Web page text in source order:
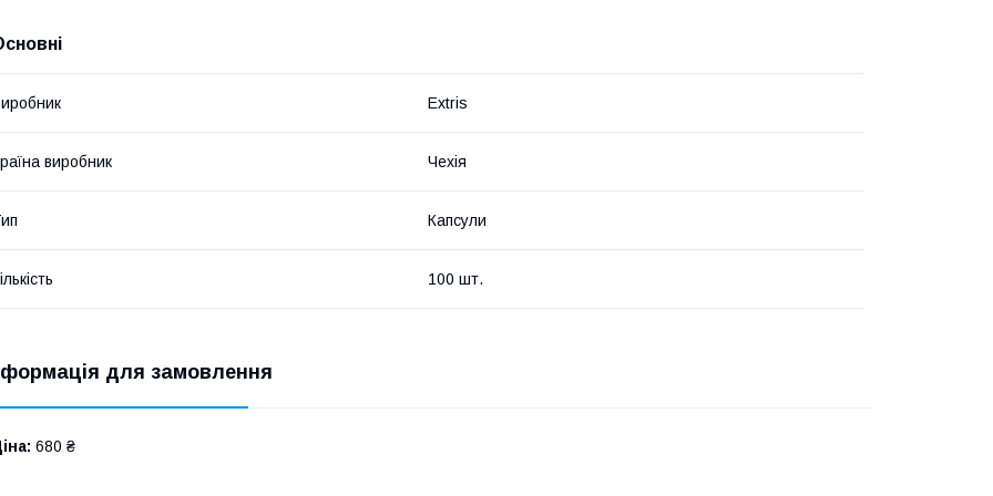
Extris
виробник Чехія
Капсули
100 шт.
для замовлення
680 ₴